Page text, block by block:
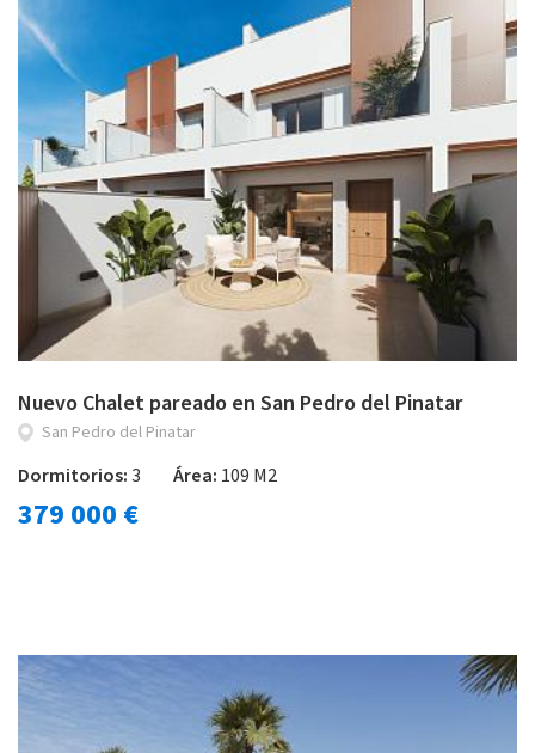
Nuevo Chalet pareado en San Pedro del Pinatar
San Pedro del Pinatar
Dormitorios:3 Área: 109 M2
379 000 €